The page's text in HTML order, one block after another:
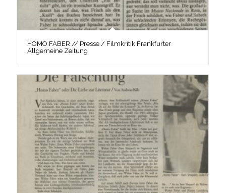
HOMO FABER // Presse / Filmkritik Frankfurter
Allgemeine Zeitung